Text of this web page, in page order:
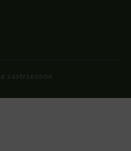
zastrzeżone